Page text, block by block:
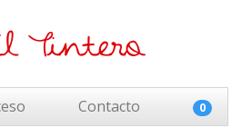
Contacto 0